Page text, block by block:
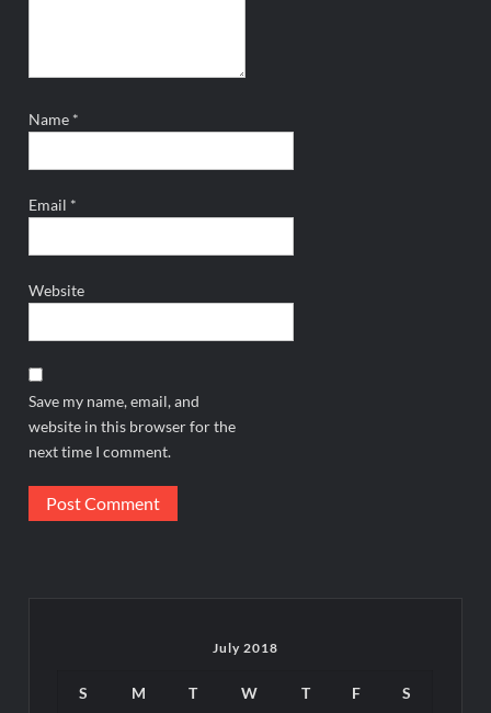
Name *
Email *
Website
Save my name, email, and
website in this browser for the
next time I comment.
July 2018
S M T W T F S